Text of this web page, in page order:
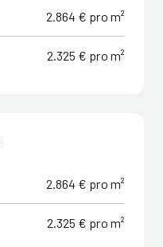
2.864 € pro m²
2.325 € pro m²
2.864 € pro m²
2.325 € pro m²